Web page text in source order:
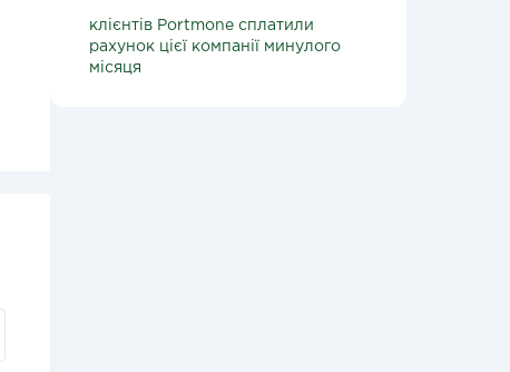
клієнтів Portmone сплатили
рахунок цієї компанії минулого
місяця